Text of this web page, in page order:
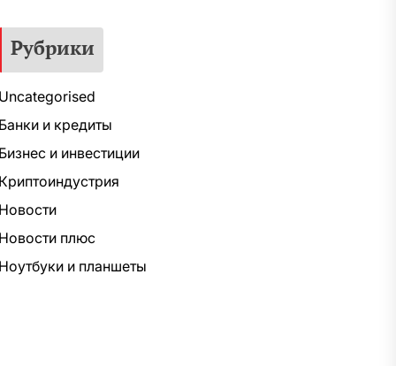
Рубрики
Uncategorised
Банки и кредиты
Бизнес и инвестиции
Криптоиндустрия
Новости
Новости плюс
Ноутбуки и планшеты